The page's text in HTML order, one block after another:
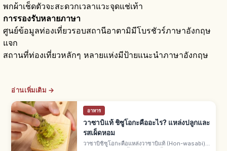
พกผ้าเช็ดตัวจะสะดวกเวลาแวะจุดแช่เท้า
การรองรับหลายภาษา
ศูนย์ข้อมูลท่องเที่ยวรอบสถานีอาตามิมีโบรชัวร์ภาษาอังกฤษ
แจก
สถานที่ท่องเที่ยวหลักๆ หลายแห่งมีป้ายแนะนำภาษาอังกฤษ
อ่านเพิ่มเติม →
อาหาร
วาซาบิแท้ ชิซูโอกะคืออะไร? แหล่งปลูกและ
รสเผ็ดหอม
วาซาบิชิซูโอกะคือแหล่งวาซาบิแท้ (Hon-wasabi)